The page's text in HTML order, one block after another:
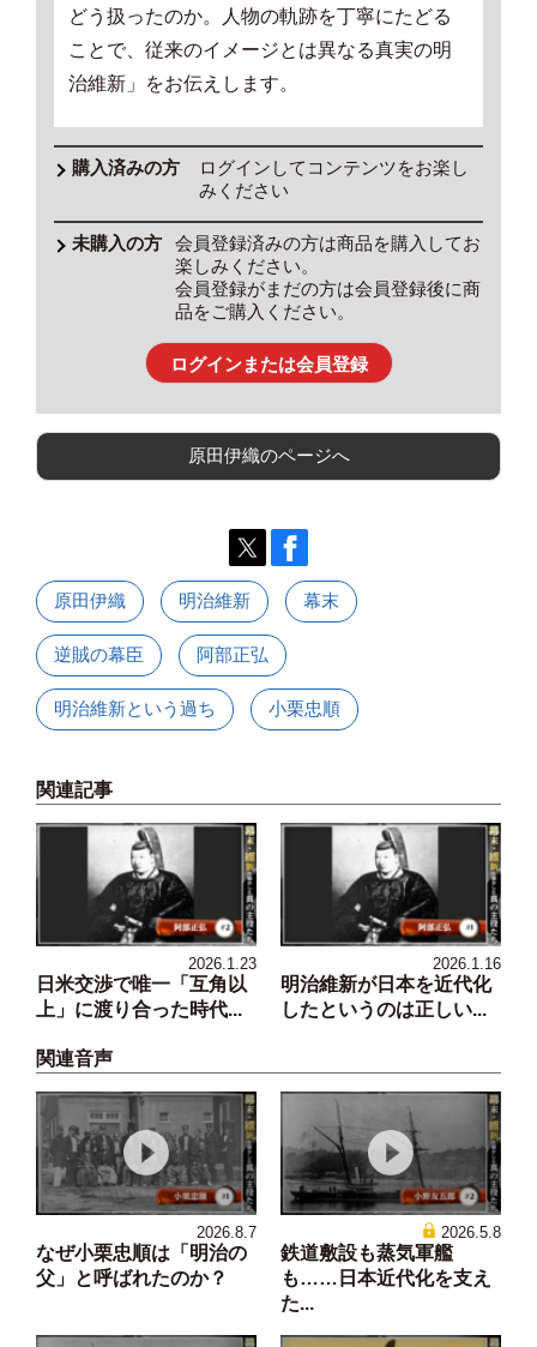
どう扱ったのか。人物の軌跡を丁寧にたどる
ことで、従来のイメージとは異なる真実の明
治維新」をお伝えします。
ログインしてコンテンツをお楽し
みください
会員登録済みの方は商品を購入してお
楽しみください。
会員登録がまだの方は会員登録後に商
品をご購入ください。
ログインまたは会員登録
原田伊織のページへ
原田伊織 明治維新 幕末
逆賊の幕臣 阿部正弘
明治維新という過ち 小栗忠順
関連記事
2026.1.23
日米交渉で唯一「互角以
上」に渡り合った時代...
2026.1.16
明治維新が日本を近代化
したというのは正しい...
関連音声
2026.8.7
なぜ小栗忠順は「明治の
父」と呼ばれたのか？
2026.5.8
鉄道敷設も蒸気軍艦
も……日本近代化を支え
た...